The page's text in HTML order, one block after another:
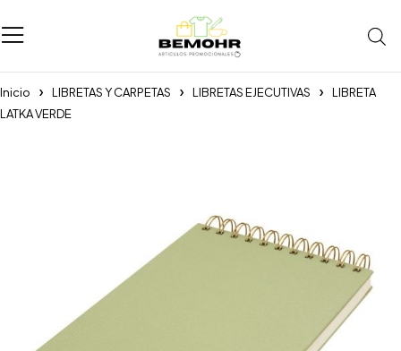
Inicio LIBRETAS Y CARPETAS LIBRETAS EJECUTIVAS
LIBRETA
LATKA VERDE